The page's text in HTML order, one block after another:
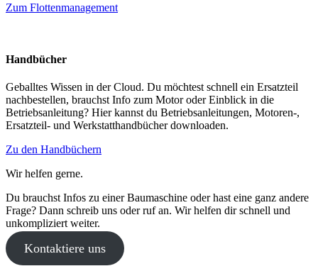
Zum Flottenmanagement
Handbücher
Geballtes Wissen in der Cloud. Du möchtest schnell ein Ersatzteil
nachbestellen, brauchst Info zum Motor oder Einblick in die
Betriebsanleitung? Hier kannst du Betriebsanleitungen, Motoren-,
Ersatzteil- und Werkstatthandbücher downloaden.
Zu den Handbüchern
Wir helfen gerne.
Du brauchst Infos zu einer Baumaschine oder hast eine ganz andere
Frage? Dann schreib uns oder ruf an. Wir helfen dir schnell und
unkompliziert weiter.
Kontaktiere uns